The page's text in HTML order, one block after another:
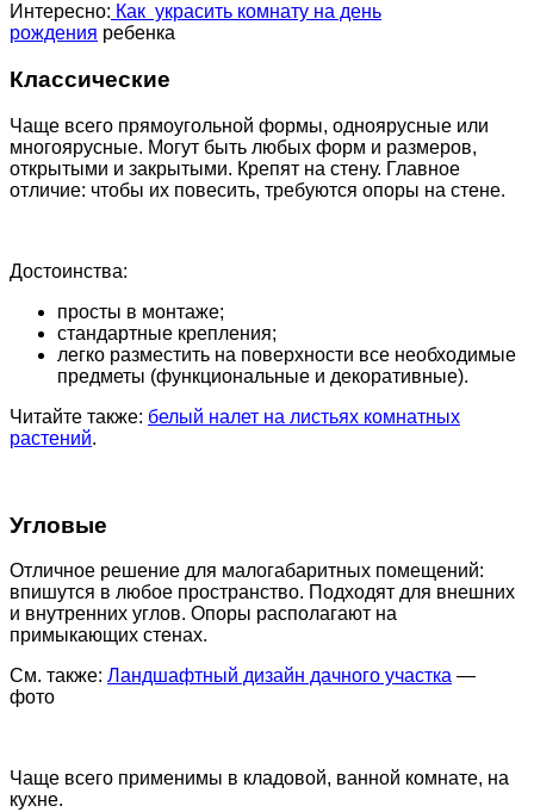
Интересно: Как украсить комнату на день
рождения ребенка
Классические
Чаще всего прямоугольной формы, одноярусные или
многоярусные. Могут быть любых форм и размеров,
открытыми и закрытыми. Крепят на стену. Главное
отличие: чтобы их повесить, требуются опоры на стене.
Достоинства:
просты в монтаже;
стандартные крепления;
легко разместить на поверхности все необходимые
предметы (функциональные и декоративные).
Читайте также: белый налет на листьях комнатных
растений.
Угловые
Отличное решение для малогабаритных помещений:
впишутся в любое пространство. Подходят для внешних
и внутренних углов. Опоры располагают на
примыкающих стенах.
См. также: Ландшафтный дизайн дачного участка —
фото
Чаще всего применимы в кладовой, ванной комнате, на
кухне.